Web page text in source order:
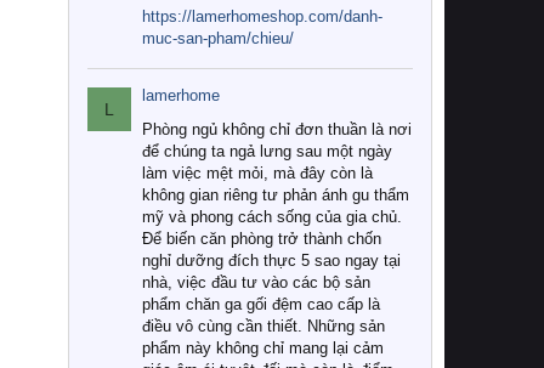
https://lamerhomeshop.com/danh-
muc-san-pham/chieu/
L
lamerhome
Phòng ngủ không chỉ đơn thuần là nơi
để chúng ta ngả lưng sau một ngày
làm việc mệt mỏi, mà đây còn là
không gian riêng tư phản ánh gu thẩm
mỹ và phong cách sống của gia chủ.
Để biến căn phòng trở thành chốn
nghỉ dưỡng đích thực 5 sao ngay tại
nhà, việc đầu tư vào các bộ sản
phẩm chăn ga gối đệm cao cấp là
điều vô cùng cần thiết. Những sản
phẩm này không chỉ mang lại cảm